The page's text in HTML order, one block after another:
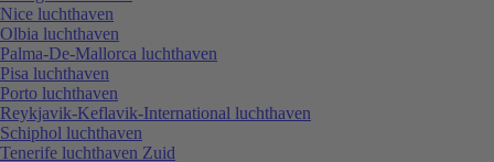
Nice luchthaven
Olbia luchthaven
Palma-De-Mallorca luchthaven
Pisa luchthaven
Porto luchthaven
Reykjavik-Keflavik-International luchthaven
Schiphol luchthaven
Tenerife luchthaven Zuid